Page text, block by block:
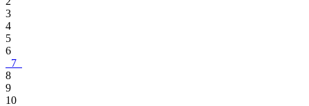
3
4
5
6
7
8
9
10